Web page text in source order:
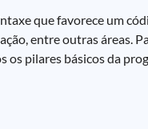
que favorece um
entre outras áreas.
pilares básicos da